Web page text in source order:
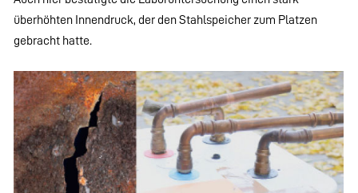
überhöhten Innendruck, der den Stahlspeicher zum Platzen
gebracht hatte.